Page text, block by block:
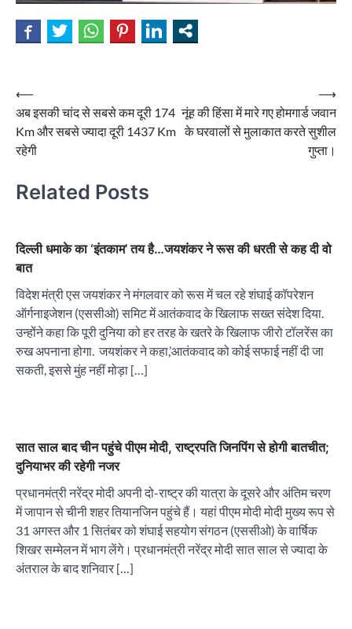
Post
navigation
⟵
अब इसकी चांद से सबसे कम दूरी 174
Km और सबसे ज्यादा दूरी 1437 Km
रहेगी
नूंह की हिंसा में मारे गए होमगार्ड जवान
के घरवालों से मुलाकात करते सुशील
गुप्ता।
⟶
Related Posts
दिल्ली धमाके का ‘इंतकाम’ तय है…जयशंकर ने रूस की धरती से कह दी वो
बात
विदेश मंत्री एस जयशंकर ने मंगलवार को रूस में चल रहे शंघाई कॉपरेशन
ऑर्गनाइजेशन (एससीओ) समिट में आतंकवाद के खिलाफ सख्त संदेश दिया.
उन्होंने कहा कि पूरी दुनिया को हर तरह के खतरे के खिलाफ जीरो टॉलरेंस का
रुख अपनाना होगा. जयशंकर ने कहा,’आतंकवाद को कोई सफाई नहीं दी जा
सकती, इससे मुंह नहीं मोड़ा […]
सात साल बाद चीन पहुंचे पीएम मोदी, राष्ट्रपति जिनपिंग से होगी बातचीत;
दुनियाभर की रहेगी नजर
प्रधानमंत्री नरेंद्र मोदी अपनी दो-राष्ट्र की यात्रा के दूसरे और अंतिम चरण
में जापान से चीनी शहर तियानजिन पहुंचे हैं। यहां पीएम मोदी मोदी मुख्य रूप से
31 अगस्त और 1 सितंबर को शंघाई सहयोग संगठन (एससीओ) के वार्षिक
शिखर सम्मेलन में भाग लेंगे। प्रधानमंत्री नरेंद्र मोदी सात साल से ज्यादा के
अंतराल के बाद शनिवार […]